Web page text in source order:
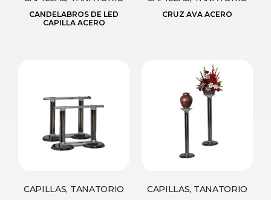
CANDELABROS DE LED
CAPILLA ACERO
CRUZ AVA ACERO
CAPILLAS, TANATORIO CAPILLAS, TANATORIO